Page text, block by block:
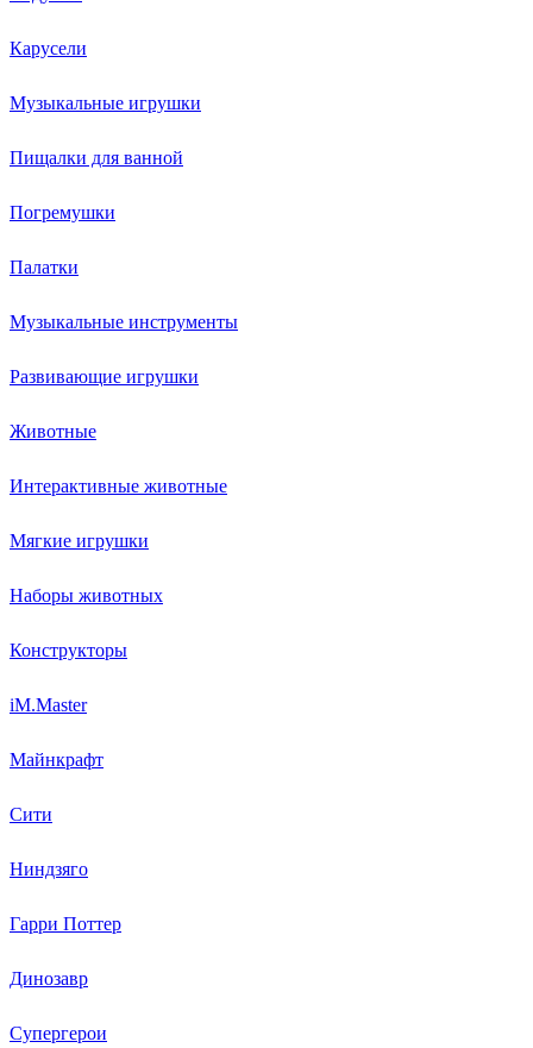
Карусели
Музыкальные игрушки
Пищалки для ванной
Погремушки
Палатки
Музыкальные инструменты
Развивающие игрушки
Животные
Интерактивные животные
Мягкие игрушки
Наборы животных
Конструкторы
iM.Master
Майнкрафт
Сити
Ниндзяго
Гарри Поттер
Динозавр
Супергерои